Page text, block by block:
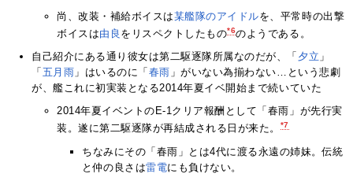
尚、改装・補給ボイスは某艦隊のアイドルを、平常時の出撃
ボイスは由良 をリスペクトしたもの*6のようである。
自己紹介にある通り彼女は第二駆逐隊所属なのだが、「 夕立 」
「 五月雨 」はいるのに「 春雨 」がいない為揃わない…という悲劇
が、艦これに初実装となる2014年夏イベ開始まで続いていた
2014年夏イベントのE-1クリア報酬として「春雨」が先行実
装。遂に第二駆逐隊が再結成される日が来た。
*7
ちなみにその「春雨」とは4代に渡る永遠の姉妹。伝統
と仲の良さは雷電にも負けない。